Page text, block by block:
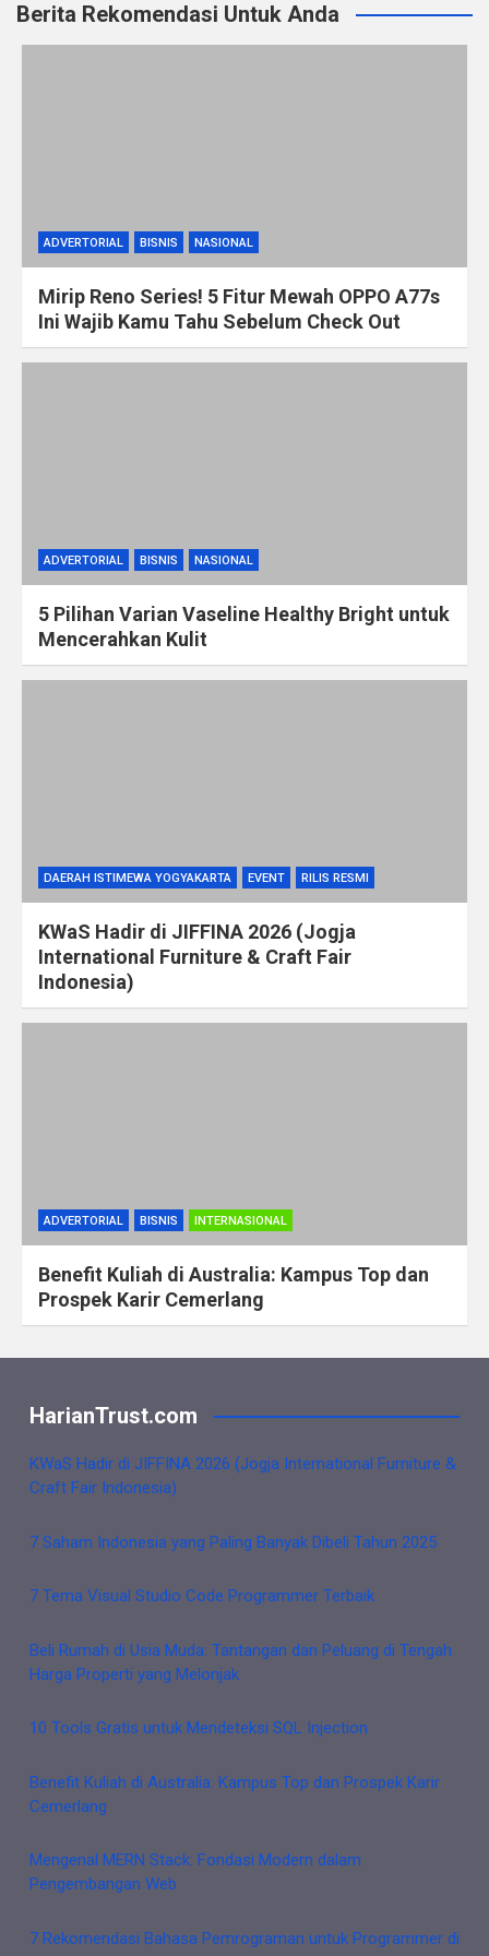
Berita Rekomendasi Untuk Anda
ADVERTORIAL BISNIS NASIONAL
Mirip Reno Series! 5 Fitur Mewah OPPO A77s
Ini Wajib Kamu Tahu Sebelum Check Out
ADVERTORIAL BISNIS NASIONAL
5 Pilihan Varian Vaseline Healthy Bright untuk
Mencerahkan Kulit
DAERAH ISTIMEWA YOGYAKARTA EVENT RILIS RESMI
KWaS Hadir di JIFFINA 2026 (Jogja
International Furniture & Craft Fair
Indonesia)
ADVERTORIAL BISNIS INTERNASIONAL
Benefit Kuliah di Australia: Kampus Top dan
Prospek Karir Cemerlang
HarianTrust.com
KWaS Hadir di JIFFINA 2026 (Jogja International Furniture &
Craft Fair Indonesia)
7 Saham Indonesia yang Paling Banyak Dibeli Tahun 2025
7 Tema Visual Studio Code Programmer Terbaik
Beli Rumah di Usia Muda: Tantangan dan Peluang di Tengah
Harga Properti yang Melonjak
10 Tools Gratis untuk Mendeteksi SQL Injection
Benefit Kuliah di Australia: Kampus Top dan Prospek Karir
Cemerlang
Mengenal MERN Stack: Fondasi Modern dalam
Pengembangan Web
7 Rekomendasi Bahasa Pemrograman untuk Programmer di